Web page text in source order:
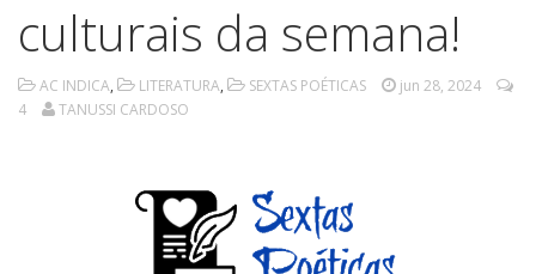
culturais da semana!
AC INDICA, LITERATURA, SEXTAS POÉTICAS
jun 28, 2024
4
TANUSSI CARDOSO